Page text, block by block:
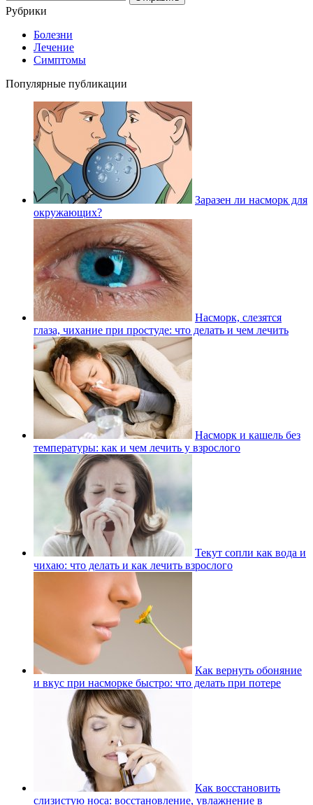
Рубрики
Болезни
Лечение
Симптомы
Популярные публикации
Заразен ли насморк для
окружающих?
Насморк, слезятся
глаза, чихание при простуде: что делать и чем лечить
Насморк и кашель без
температуры: как и чем лечить у взрослого
Текут сопли как вода и
чихаю: что делать и как лечить взрослого
Как вернуть обоняние
и вкус при насморке быстро: что делать при потере
Как восстановить
слизистую носа: восстановление, увлажнение в